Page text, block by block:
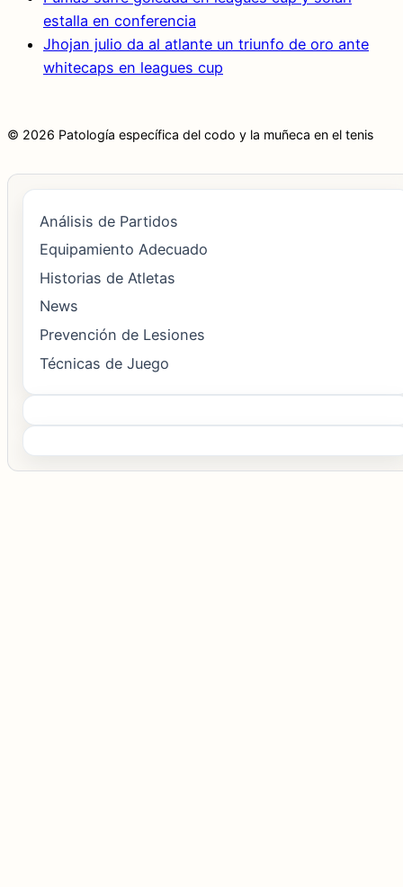
estalla en conferencia
Jhojan julio da al atlante un triunfo de oro ante
whitecaps en leagues cup
© 2026 Patología específica del codo y la muñeca en el tenis
Análisis de Partidos
Equipamiento Adecuado
Historias de Atletas
News
Prevención de Lesiones
Técnicas de Juego